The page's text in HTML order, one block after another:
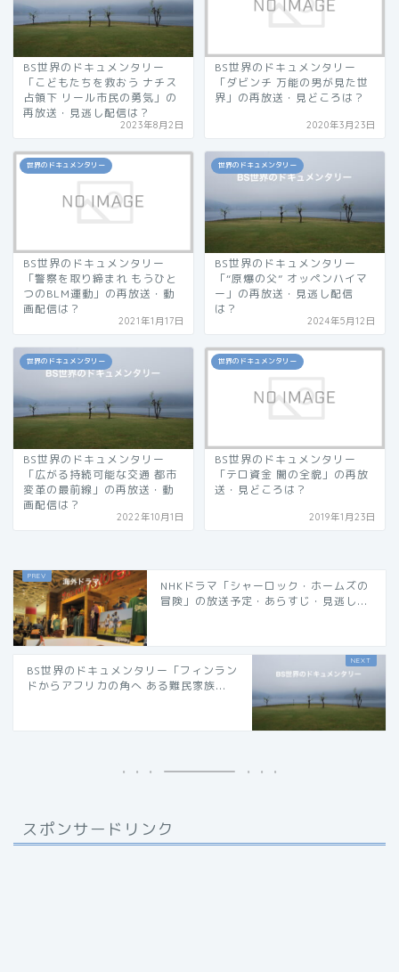
BS世界のドキュメンタリー
「こどもたちを救おう ナチス
占領下 リール市民の勇気」の
再放送・見逃し配信は？
2023年8月2日
BS世界のドキュメンタリー
「ダビンチ 万能の男が見た世
界」の再放送・見どころは？
2020年3月23日
世界のドキュメンタリー
BS世界のドキュメンタリー
「警察を取り締まれ もうひと
つのBLM運動」の再放送・動
画配信は？
2021年1月17日
世界のドキュメンタリー
BS世界のドキュメンタリー
「“原爆の父” オッペンハイマ
ー」の再放送・見逃し配信
は？
2024年5月12日
世界のドキュメンタリー
BS世界のドキュメンタリー
「広がる持続可能な交通 都市
変革の最前線」の再放送・動
画配信は？
2022年10月1日
世界のドキュメンタリー
BS世界のドキュメンタリー
「テロ資金 闇の全貌」の再放
送・見どころは？
2019年1月23日
NHKドラマ「シャーロック・ホームズの
冒険」の放送予定・あらすじ・見逃し...
BS世界のドキュメンタリー「フィンラン
ドからアフリカの角へ ある難民家族...
スポンサードリンク